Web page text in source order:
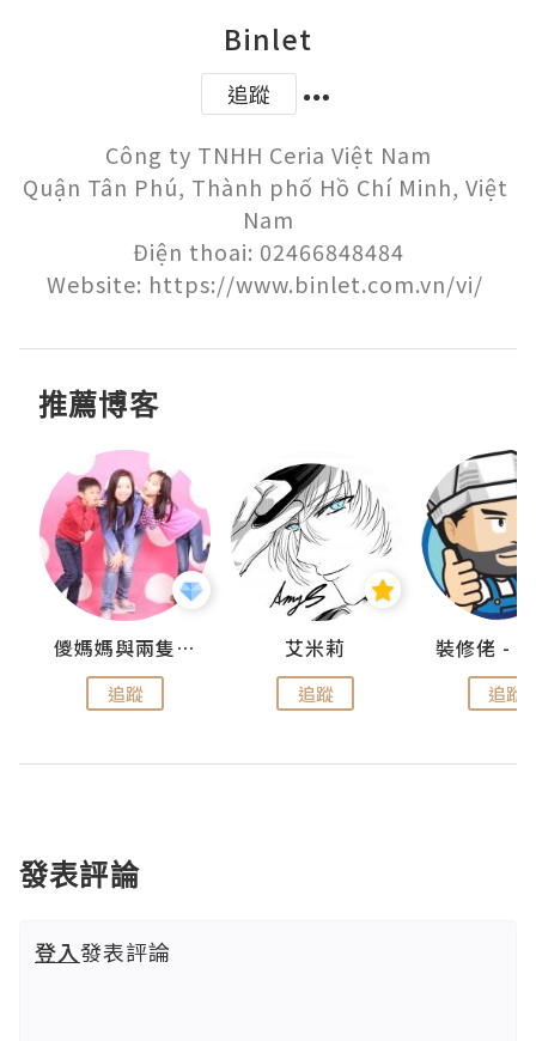
Binlet
追蹤
Công ty TNHH Ceria Việt Nam
Quận Tân Phú, Thành phố Hồ Chí Minh, Việt
Nam
Điện thoai: 02466848484
推薦博客
儍媽媽與兩隻小魔怪之家
追蹤
艾米莉
追蹤 追蹤
發表評論
登入發表評論